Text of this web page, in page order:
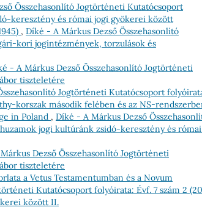
Összehasonlító Jogtörténeti Kutatócsoport
keresztény és római jogi gyökerei között
, Díké - A Márkus Dezső Összehasonlító
kori jogintézmények, torzulások és
- A Márkus Dezső Összehasonlító Jogtörténeti
tiszteletére
Jogtörténeti Kutatócsoport
korszak második felében és az NS-
in Poland , Díké - A Márkus Dezső
jogi kultúránk zsidó-keresztény és
Dezső Összehasonlító Jogtörténeti
tiszteletére
a Vetus Testamentumban és a Novum
Kutatócsoport folyóirata: Évf. 7 szám 2
között II.